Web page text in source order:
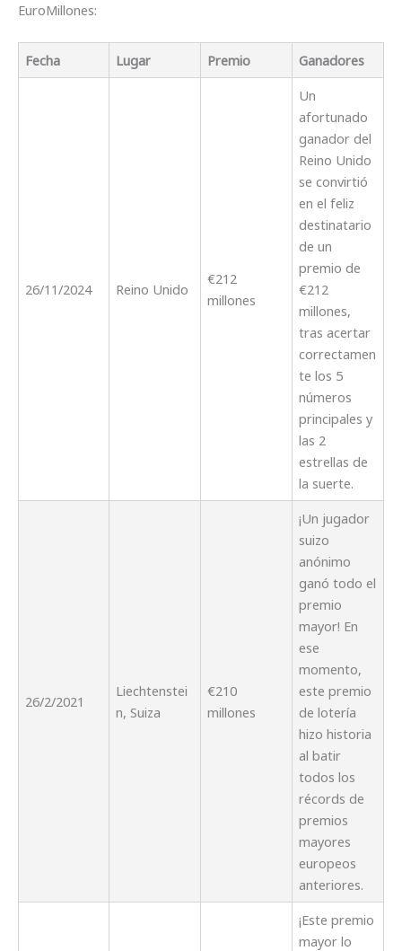
EuroMillones:
Fecha Lugar Premio Ganadores
26/11/2024 Reino Unido
€212
millones
Un
afortunado
ganador del
Reino Unido
se convirtió
en el feliz
destinatario
de un
premio de
€212
millones,
tras acertar
correctamen
te los 5
números
principales y
las 2
estrellas de
la suerte.
26/2/2021
Liechtenstei
n, Suiza
€210
millones
¡Un jugador
suizo
anónimo
ganó todo el
premio
mayor! En
ese
momento,
este premio
de lotería
hizo historia
al batir
todos los
récords de
premios
mayores
europeos
anteriores.
¡Este premio
mayor lo